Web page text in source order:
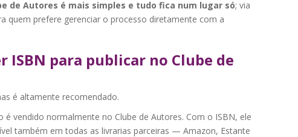
de Autores é mais simples e tudo fica num lugar só; via
quem prefere gerenciar o processo diretamente com a
ISBN para publicar no Clube de
é altamente recomendado.
é vendido normalmente no Clube de Autores. Com o ISBN, ele
também em todas as livrarias parceiras — Amazon, Estante